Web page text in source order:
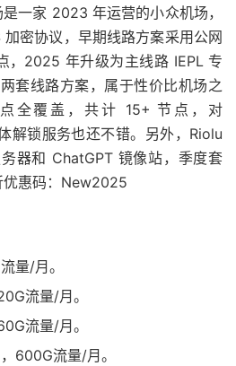
一家 2023 年运营的小众机场，
密协议，早期线路方案采用公网
，2025 年升级为主线路 IEPL 专
套线路方案，属于性价比机场之
全覆盖，共计 15+ 节点，对
解锁服务也还不错。另外，Riolu
器和 ChatGPT 镜像站，季度套
惠码：New2025
量/月。
流量/月。
流量/月。
600G流量/月。